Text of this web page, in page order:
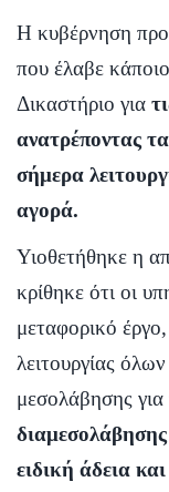
Η κυβέρνηση
που έλαβε
Δικαστήριο για
ανατρέποντας
σήμερα
αγορά.
Υιοθετήθηκε η
κρίθηκε ότι οι
μεταφορικό
λειτουργίας
μεσολάβησης
ειδική άδεια